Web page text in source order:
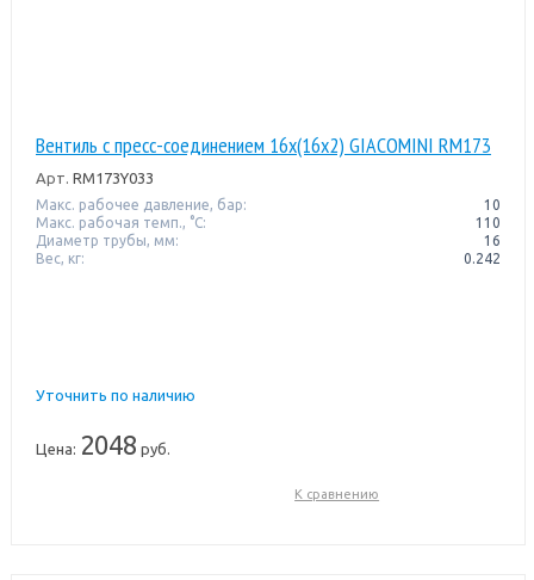
Вентиль с пресс-соединением 16x(16x2) GIACOMINI RM173
Арт. RM173Y033
Макс. рабочее давление, бар:
10
Макс. рабочая темп., °С:
110
Диаметр трубы, мм:
16
Вес, кг:
0.242
Уточнить по наличию
Цена: 2048 руб.
К сравнению